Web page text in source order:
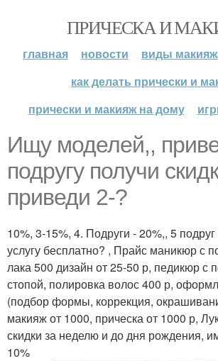
ПРИЧЕСКА И
главная новости
виды
как делать прически и
прически и макияж на дому
Ищу моделей,,
подругу получи
приведи 2-?
10%, 3-15%, 4. Подруги - 20%,, 5
услугу бесплатно? , Прайс маникюр с
лака 500 дизайн от 25-50 р, педикюр с
стопой, полировка волос 400 р,
(подбор формы, коррекция,
макияж от 1000, прическа от 1000 р,
скидки за неделю и до дня рождения,
10%